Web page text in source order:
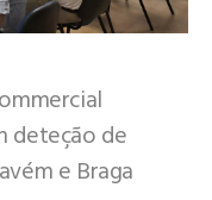
deteção de
e Braga